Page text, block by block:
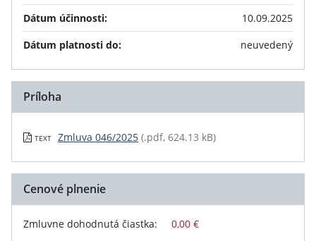
Dátum účinnosti:
10.09.2025
Dátum platnosti do:
neuvedený
Príloha
TEXT Zmluva 046/2025 (.pdf, 624.13 kB)
Cenové plnenie
Zmluvne dohodnutá čiastka: 0,00 €